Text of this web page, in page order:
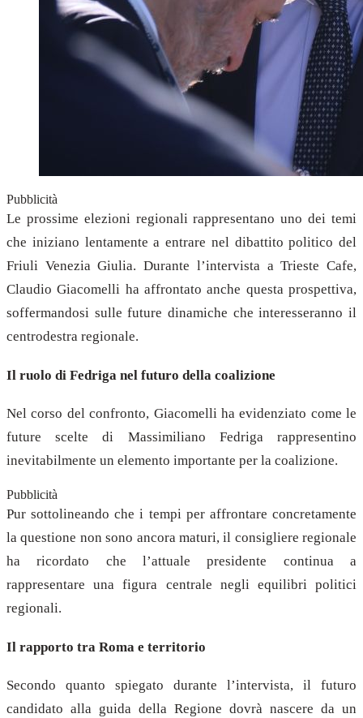
Pubblicità
Le prossime elezioni regionali rappresentano uno dei temi
che iniziano lentamente a entrare nel dibattito politico del
Friuli Venezia Giulia. Durante l’intervista a Trieste Cafe,
Claudio Giacomelli ha affrontato anche questa prospettiva,
soffermandosi sulle future dinamiche che interesseranno il
centrodestra regionale.
Il ruolo di Fedriga nel futuro della coalizione
Nel corso del confronto, Giacomelli ha evidenziato come le
future scelte di Massimiliano Fedriga rappresentino
inevitabilmente un elemento importante per la coalizione.
Pubblicità
Pur sottolineando che i tempi per affrontare concretamente
la questione non sono ancora maturi, il consigliere regionale
ha ricordato che l’attuale presidente continua a
rappresentare una figura centrale negli equilibri politici
regionali.
Il rapporto tra Roma e territorio
Secondo quanto spiegato durante l’intervista, il futuro
candidato alla guida della Regione dovrà nascere da un